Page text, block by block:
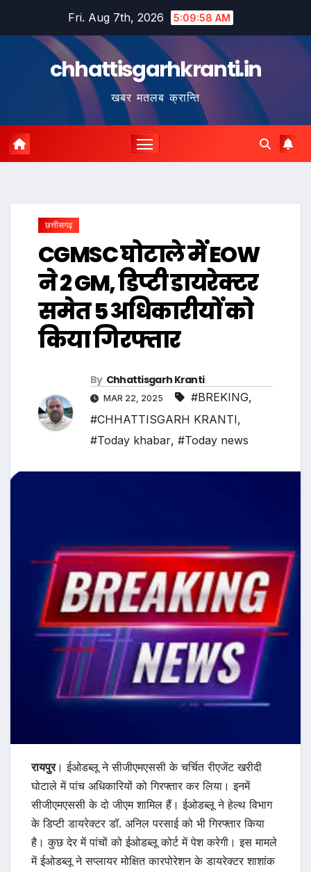
Fri. Aug 7th, 2026 5:09:59 AM
chhattisgarhkranti.in
खबर मतलब क्रान्ति
छत्तीसगढ़
CGMSC घोटाले में EOW
ने 2 GM, डिप्टी डायरेक्टर
समेत 5 अधिकारीयों को
किया गिरफ्तार
By Chhattisgarh Kranti
MAR 22, 2025 #BREKING,
#CHHATTISGARH KRANTI,
#Today khabar, #Today news
रायपुर। ईओडब्लू ने सीजीएमएससी के चर्चित रीएजेंट खरीदी
घोटाले में पांच अधिकारियों को गिरफ्तार कर लिया। इनमें
सीजीएमएससी के दो जीएम शामिल हैं। ईओडब्लू ने हेल्थ विभाग
के डिप्टी डायरेक्टर डॉ. अनिल परसाई को भी गिरफ्तार किया
है। कुछ देर में पांचों को ईओडब्लू कोर्ट में पेश करेगी। इस मामले
में ईओडब्लू ने सप्लायर मोक्षित कारपोरेशन के डायरेक्टर शाशांक